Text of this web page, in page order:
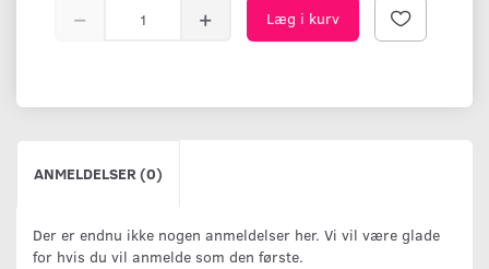
Læg i kurv
ANMELDELSER (0)
Der er endnu ikke nogen anmeldelser her. Vi vil være glade
for hvis du vil anmelde som den første.